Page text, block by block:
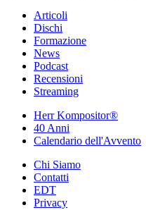
Articoli
Dischi
Formazione
News
Podcast
Recensioni
Streaming
Herr Kompositor®
40 Anni
Calendario dell'Avvento
Chi Siamo
Contatti
EDT
Privacy